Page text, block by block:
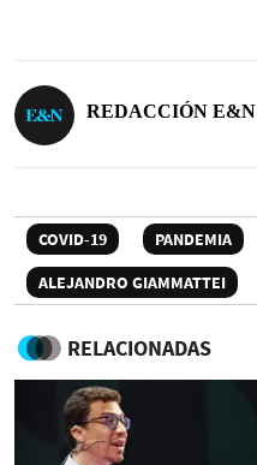
REDACCIÓN E&N
COVID-19 PANDEMIA
ALEJANDRO GIAMMATTEI
RELACIONADAS